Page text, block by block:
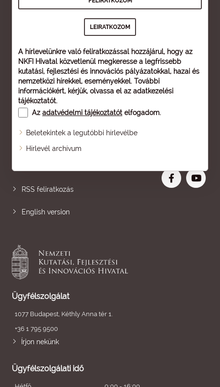
A hírlevelünkre való feliratkozással hozzájárul, hogy az
NKFI Hivatal közvetlenül megkeresse a legfrissebb
kutatási, fejlesztési és innovációs pályázatokkal, hazai és
nemzetközi hírekkel, eseményekkel. További
információkért, kérjük, olvassa el az adatkezelési
tájékoztatót.
Az adatvédelmi tájékoztatót elfogadom.
Beletekintek a legutóbbi hírlevélbe
Hírlevél archívum
Oldaltérkép
RSS feliratkozás
English version
Ügyfélszolgálat
1077 Budapest, Kéthly Anna tér 1.
+36 1 795 9500
Írjon nekünk
Ügyfélszolgálati idő